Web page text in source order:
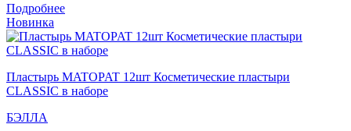
Подробнее
Новинка
Пластырь MATOPAT 12шт Косметические пластыри
CLASSIC в наборе
БЭЛЛА